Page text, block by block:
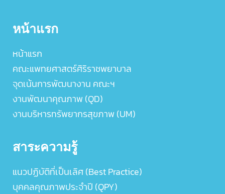
หน้าแรก
หน้าแรก
คณะแพทยศาสตร์ศิริราชพยาบาล
จุดเน้นการพัฒนางาน คณะฯ
งานพัฒนาคุณภาพ (QD)
งานบริหารทรัพยากรสุขภาพ (UM)
สาระความรู้
แนวปฏิบัติที่เป็นเลิศ (Best Practice)
บุคคลคุณภาพประจำปี (QPY)